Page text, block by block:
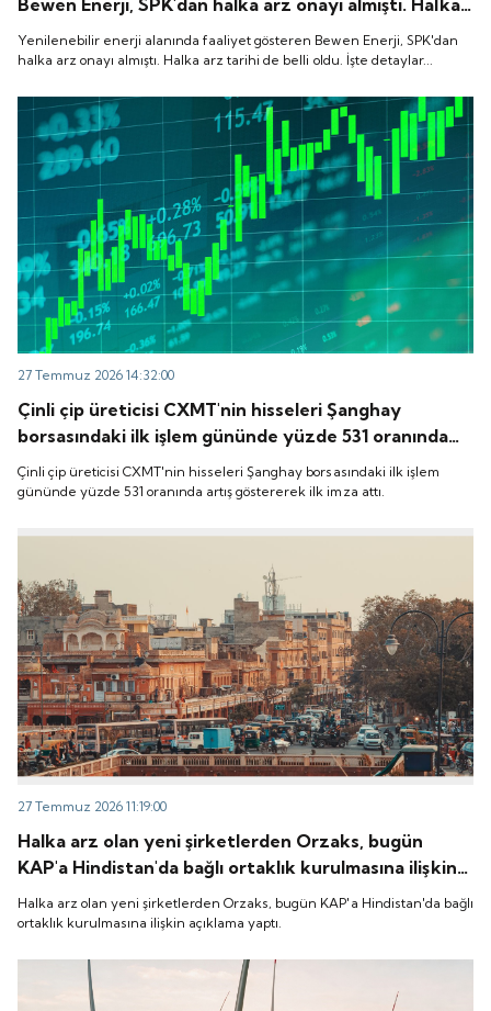
arz tarihi de belli oldu. İşte detaylar...
Yenilenebilir enerji alanında faaliyet gösteren Bewen Enerji, SPK'dan
halka arz onayı almıştı. Halka arz tarihi de belli oldu. İşte detaylar...
27 Temmuz 2026 14:32:00
Çinli çip üreticisi CXMT'nin hisseleri Şanghay
borsasındaki ilk işlem gününde yüzde 531 oranında
artış göstererek ilk imza attı.
Çinli çip üreticisi CXMT'nin hisseleri Şanghay borsasındaki ilk işlem
gününde yüzde 531 oranında artış göstererek ilk imza attı.
27 Temmuz 2026 11:19:00
Halka arz olan yeni şirketlerden Orzaks, bugün
KAP'a Hindistan'da bağlı ortaklık kurulmasına ilişkin
açıklama yaptı.
Halka arz olan yeni şirketlerden Orzaks, bugün KAP'a Hindistan'da bağlı
ortaklık kurulmasına ilişkin açıklama yaptı.